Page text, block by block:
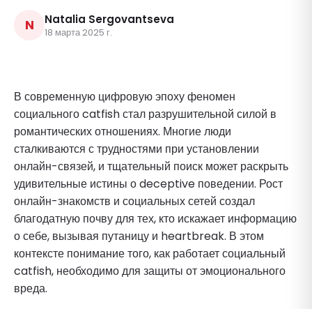
N Natalia Sergovantseva
18 марта 2025 г.
В современную цифровую эпоху феномен
социального catfish стал разрушительной силой в
романтических отношениях. Многие люди
сталкиваются с трудностями при установлении
онлайн-связей, и тщательный поиск может раскрыть
удивительные истины о deceptive поведении. Рост
онлайн-знакомств и социальных сетей создал
благодатную почву для тех, кто искажает информацию
о себе, вызывая путаницу и heartbreak. В этом
контексте понимание того, как работает социальный
catfish, необходимо для защиты от эмоционального
вреда.